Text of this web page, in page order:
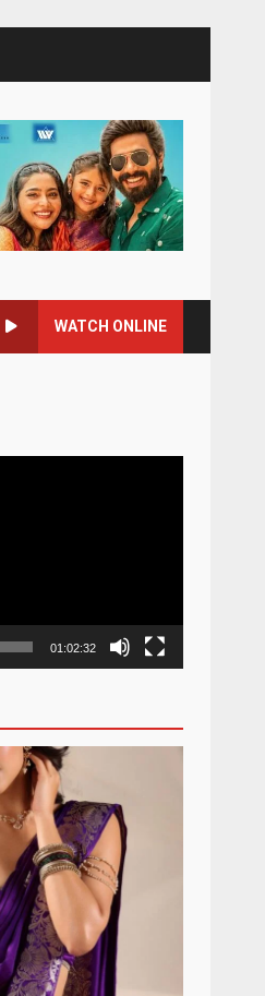
WATCH ONLINE
01:02:32